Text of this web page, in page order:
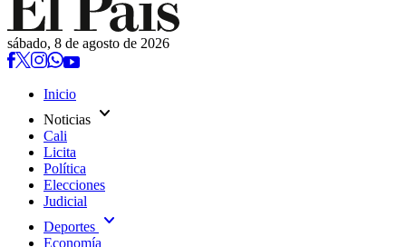
sábado, 8 de agosto de 2026
Inicio
Noticias expand_more
Cali
Licita
Política
Elecciones
Judicial
Deportes expand_more
Economía